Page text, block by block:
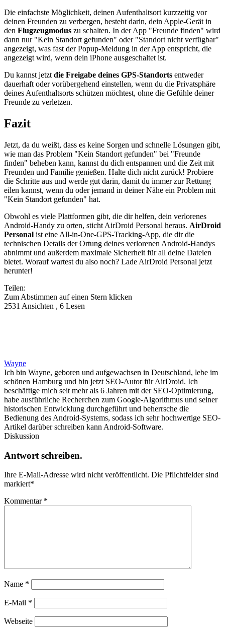
Die einfachste Möglichkeit, deinen Aufenthaltsort kurzzeitig vor
deinen Freunden zu verbergen, besteht darin, dein Apple-Gerät in
den Flugzeugmodus zu schalten. In der App "Freunde finden" wird
dann nur "Kein Standort gefunden" oder "Standort nicht verfügbar"
angezeigt, was fast der Popup-Meldung in der App entspricht, die
angezeigt wird, wenn dein iPhone ausgeschaltet ist.
Du kannst jetzt die Freigabe deines GPS-Standorts entweder
dauerhaft oder vorübergehend einstellen, wenn du die Privatsphäre
deines Aufenthaltsorts schützen möchtest, ohne die Gefühle deiner
Freunde zu verletzen.
Fazit
Jetzt, da du weißt, dass es keine Sorgen und schnelle Lösungen gibt,
wie man das Problem "Kein Standort gefunden" bei "Freunde
finden" beheben kann, kannst du dich entspannen und die Zeit mit
Freunden und Familie genießen. Halte dich nicht zurück! Probiere
die Schritte aus und werde gut darin, damit du immer zur Rettung
eilen kannst, wenn du oder jemand in deiner Nähe ein Problem mit
"Kein Standort gefunden" hat.
Obwohl es viele Plattformen gibt, die dir helfen, dein verlorenes
Android-Handy zu orten, sticht AirDroid Personal heraus. AirDroid
Personal ist eine All-in-One-GPS-Tracking-App, die dir die
technischen Details der Ortung deines verlorenen Android-Handys
abnimmt und außerdem maximale Sicherheit für all deine Dateien
bietet. Worauf wartest du also noch? Lade AirDroid Personal jetzt
herunter!
Teilen:
Zum Abstimmen auf einen Stern klicken
2531 Ansichten , 6 Lesen
Wayne
Ich bin Wayne, geboren und aufgewachsen in Deutschland, lebe im
schönen Hamburg und bin jetzt SEO-Autor für AirDroid. Ich
beschäftige mich seit mehr als 6 Jahren mit der SEO-Optimierung,
habe ausführliche Recherchen zum Google-Algorithmus und seiner
historischen Entwicklung durchgeführt und beherrsche die
Bedienung des Android-Systems, sodass ich sehr hochwertige SEO-
Artikel darüber schreiben kann Android-Software.
Diskussion
Antwort schreiben.
Ihre E-Mail-Adresse wird nicht veröffentlicht. Die Pflichtfelder sind
markiert*
Kommentar *
Name *
E-Mail *
Webseite